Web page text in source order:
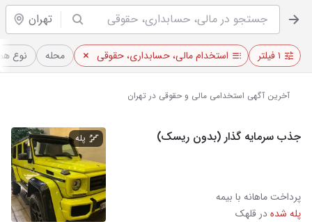
تهران
۱ فیلتر استخدام مالی، حسابداری، حقوقی محله نوع
آخرین آگهی استخدامی مالی و حقوقی در تهران
جذب سرمایه گذار (بدون ریسک)
پرداخت ماهانه با بیمه
پله شدهدر قلهک
پله